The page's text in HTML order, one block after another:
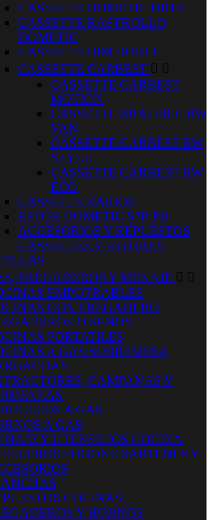
CASSETTE DOMETIC DB1R
CASSETTE RASTROLLO
DOMETIC
CASSETTE DIM DOBLE
CASSETTE CARBEST  
CASSETTE CARBEST
MOTION
CASSETTE ABATIBLE RW
VAN
CASSETTE CARBEST RW
STYLE
CASSETTE CARBEST RW
ECO
CASSETTE VARIOS
ESTOR DOMETIC S7P-PB
ACCESORIOS Y REPUESTOS
CASSETTES Y ESTORES
FREGADEROS Y MENAJE  
EMPOTRABLES
CON FREGADERO
O SENOS
PORTATILES
A GAS SOBREMESA
CAMPANAS Y
A GAS
A GAS
Y UTENSILIOS COCINA
FOGONE SARTENES Y
COCINAS,
Y HORNOS